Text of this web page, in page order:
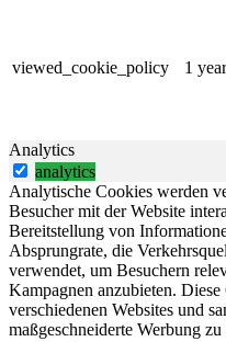
viewed_cookie_policy 1 year
Analytics
analytics
Analytische Cookies werden
Besucher mit der Website
Bereitstellung von
Absprungrate, die
verwendet, um Besuchern
Kampagnen anzubieten.
verschiedenen Websites und
maßgeschneiderte Werbung